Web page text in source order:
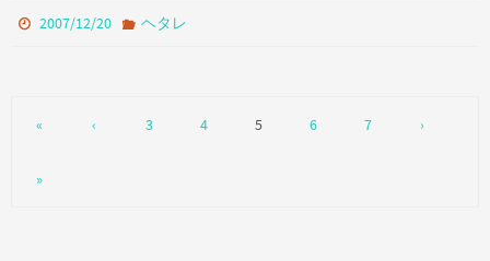
2007/12/20 ヘタレ
« ‹ 3 4 5 6 7 ›
»